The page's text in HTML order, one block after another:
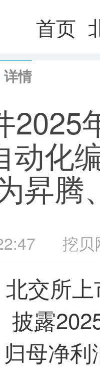
首页
详情
2025
动化
昇腾
挖贝
交所
披露
母净